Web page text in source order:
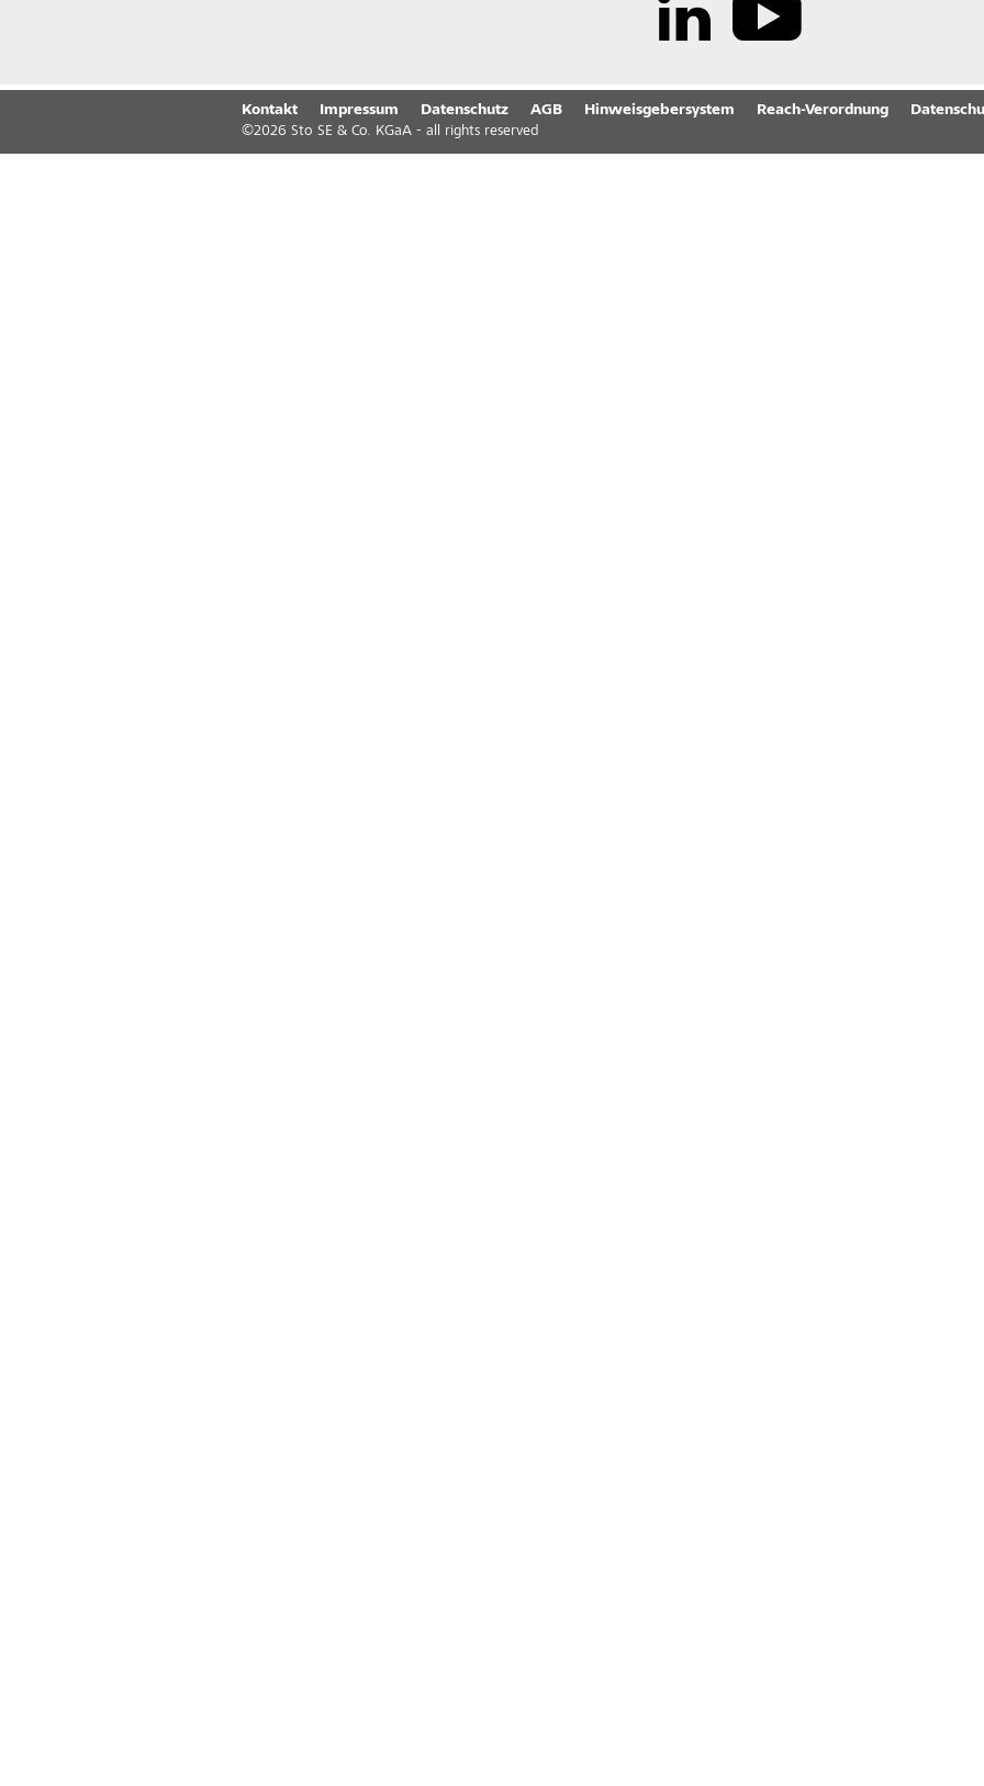
Kontakt Impressum Datenschutz AGB Hinweisgebersystem Reach-Verordnung
©2026 Sto SE & Co. KGaA - all rights reserved